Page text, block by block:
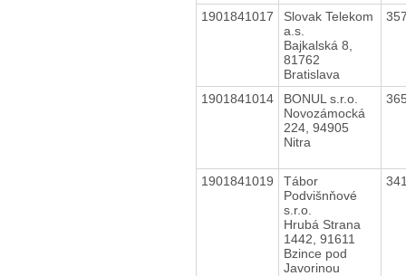
1901841017
Slovak Telekom
a.s.
Bajkalská 8,
81762
Bratislava
1901841014
BONUL s.r.o.
Novozámocká
224, 94905
Nitra
1901841019
Tábor
Podvišnňové
s.r.o.
Hrubá Strana
1442, 91611
Bzince pod
Javorinou